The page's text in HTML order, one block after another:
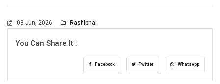
03 Jun, 2026 Rashiphal
You Can Share It :
Facebook Twitter WhatsApp